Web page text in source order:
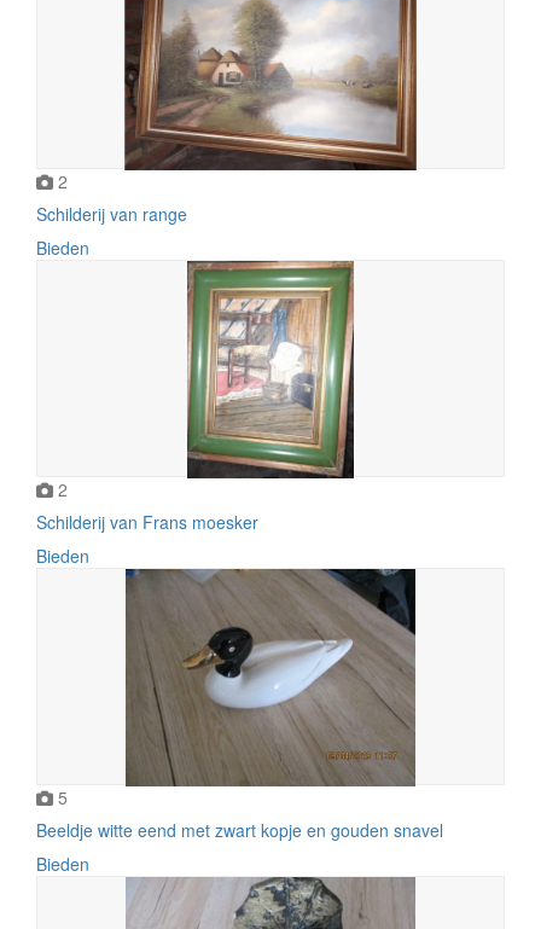
2
Schilderij van range
Bieden
2
Schilderij van Frans moesker
Bieden
5
Beeldje witte eend met zwart kopje en gouden snavel
Bieden